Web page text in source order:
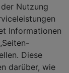
Nutzung
Informationen
Diese
darüber, wie